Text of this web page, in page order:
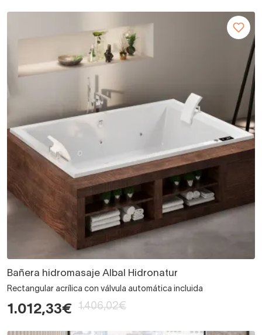
Bañera hidromasaje Albal Hidronatur
Rectangular acrílica con válvula automática incluida
1.012,33€ 1.406,02€